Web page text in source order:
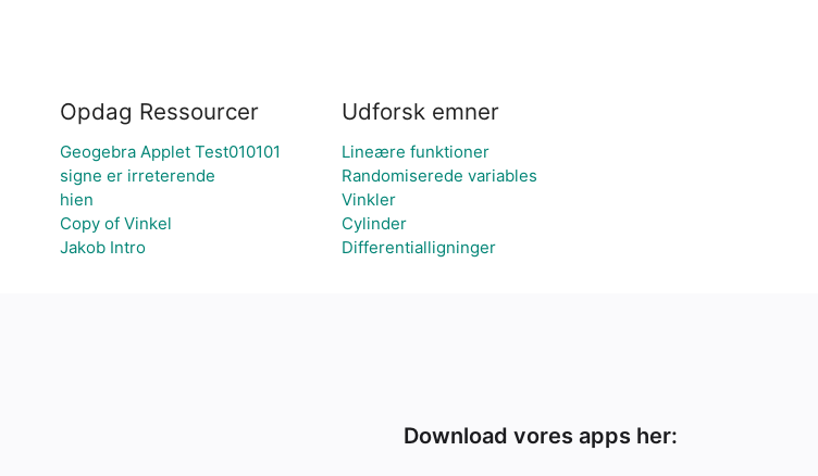
Opdag Ressourcer
Geogebra Applet Test010101
signe er irreterende
hien
Copy of Vinkel
Jakob Intro
Udforsk emner
Lineære funktioner
Randomiserede variables
Vinkler
Cylinder
Differentialligninger
Download vores apps her: